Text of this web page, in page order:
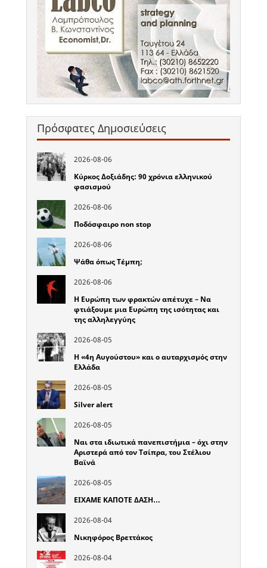
Πρόσφατες Δημοσιεύσεις
2026-08-06
Κύρκος Δοξιάδης: 90 χρόνια ελληνικού
φασισμού
2026-08-06
Ποδόσφαιρο non stop
2026-08-06
Ψάθα όπως Τέμπη;
2026-08-06
Η Ευρώπη των φρακτών απέτυχε – Να
φτιάξουμε μια Ευρώπη της ισότητας και
της αλληλεγγύης
2026-08-05
Η «4η Αυγούστου» και ο αυταρχισμός στην
Ελλάδα
2026-08-05
Silver alert
2026-08-05
Ναι στα ιδιωτικά πανεπιστήμια – όχι στην
Αριστερά από τον Τσίπρα, του Στέλιου
Βαϊνά
2026-08-05
ΕΙΧΑΜΕ ΚΑΠΟΤΕ ΔΑΣΗ…
2026-08-04
Νικηφόρος Βρεττάκος
2026-08-04